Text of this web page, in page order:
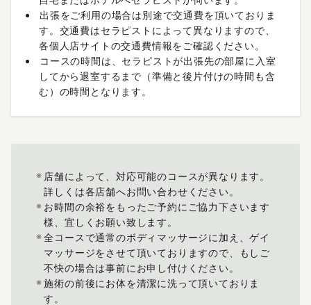
出張をご利用の場合は別途で交通費を頂いておりま
す。交通費はセラピストによって異なりますので、
各個人店サイトの交通費情報をご確認ください。
コースの時間は、セラピストが出張先の部屋に入室
してから退室するまで（準備と後片付けの時間も含
む）の時間となります。
店舗によって、対応可能のコースが異なります。
詳しくは各店舗へお問い合わせください。
お時間の余裕をもったご予約にご協力下さいます
様、宜しくお願い致します。
全コースで通常のボディマッサージに加え、ゲイ
マッサージをさせて頂いておりますので、もしご
不快の場合は事前にお申し付けください。
施術の前後にお体を清潔に洗って頂いておりま
す。